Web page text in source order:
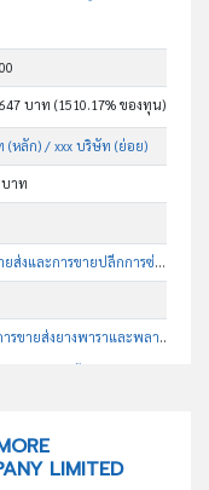
บาท (1510.17% ของทุน)
(หลัก)/ xxx บริษัท (ย่อย)
บาท
G : การขายส่งและการขายปลีกการซ่อมยานยนต์และ จักรยานยนต์
46693 : การขายส่งยางพาราและพลาสติกขั้นต้น
LIMITED